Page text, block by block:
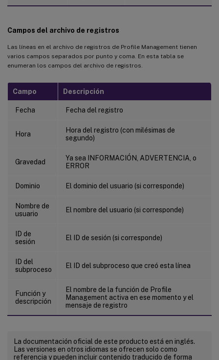
Campos del archivo de registros
Las líneas en el archivo de registros de Profile Management tienen
varios campos separados por punto y coma. En esta tabla se
enumeran los campos del archivo de registros.
Campo Descripción
Fecha Fecha del registro
Hora
Hora del registro (con milésimas de
segundo)
Gravedad
Ya sea INFORMACIÓN, ADVERTENCIA, o
ERROR
Dominio El dominio del usuario (si corresponde)
Nombre de
usuario
El nombre del usuario (si corresponde)
ID de
sesión
El ID de sesión (si corresponde)
ID del
subproceso
El ID del subproceso que creó esta línea
Función y
descripción
El nombre de la función de Profile
Management activa en ese momento y el
mensaje de registro
La documentación oficial de este producto está en inglés.
Las versiones en otros idiomas se ofrecen solo como
referencia y pueden incluir contenido traducido de forma